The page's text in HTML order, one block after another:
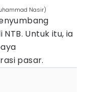
Nasir)
Untuk itu, ia
pasar.